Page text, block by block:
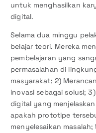
untuk menghasilkan
digital.
Selama dua minggu
belajar teori. Mereka
pembelajaran yang
permasalahan di
masyarakat; 2)
inovasi sebagai solusi;
digital yang
apakah prototipe
menyelesaikan